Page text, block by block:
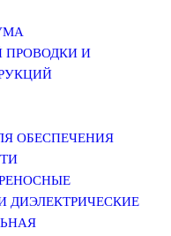
ПРОВОДКИ И
ОБЕСПЕЧЕНИЯ
ДИЭЛЕКТРИЧЕСКИЕ